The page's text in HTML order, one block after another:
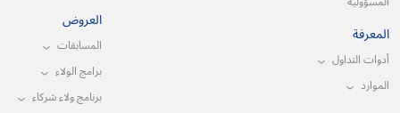
المعرفة
أدوات التداول
الموارد
العروض
المسابقات
برامج الولاء
برنامج ولاء شركاء